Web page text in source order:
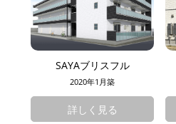
SAYAブリスフル
2020年1月築
詳しく見る